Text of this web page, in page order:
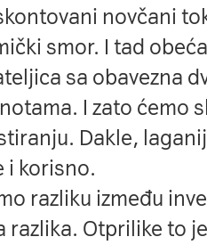
novčani
smor. I tad
sa obavezna
I zato ćemo
Dakle,
i korisno.
razliku između
Otprilike to